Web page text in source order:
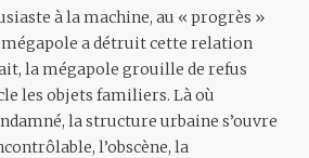
à la machine, au « progrès »
a détruit cette relation
la mégapole grouille de refus
les objets familiers. Là où
la structure urbaine s’ouvre
l’obscène, la